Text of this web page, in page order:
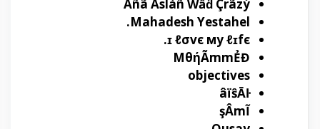
Âñã Ãslàñ Ŵẩḋ Çrãzý
Mahadesh Yestahel.
ɪ ℓσvє мy ℓɪfє.
MθήÃmmẺĐ
objectives
ҒâїŝĀŀ
şÂmĨ